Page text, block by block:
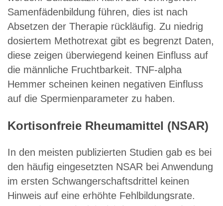
Samenfädenbildung führen, dies ist nach
Absetzen der Therapie rückläufig. Zu niedrig
dosiertem Methotrexat gibt es begrenzt Daten,
diese zeigen überwiegend keinen Einfluss auf
die männliche Fruchtbarkeit. TNF-alpha
Hemmer scheinen keinen negativen Einfluss
auf die Spermienparameter zu haben.
Kortisonfreie Rheumamittel (NSAR)
In den meisten publizierten Studien gab es bei
den häufig eingesetzten NSAR bei Anwendung
im ersten Schwangerschaftsdrittel keinen
Hinweis auf eine erhöhte Fehlbildungsrate.